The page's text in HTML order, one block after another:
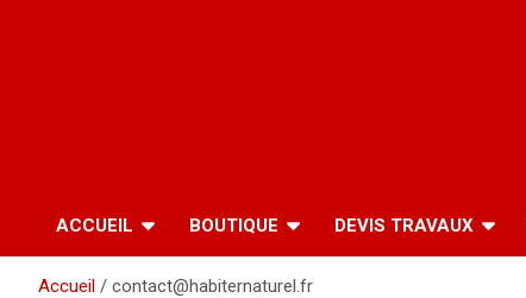
ACCUEIL BOUTIQUE DEVIS TRAVAUX
Accueil contact@habiternaturel.fr